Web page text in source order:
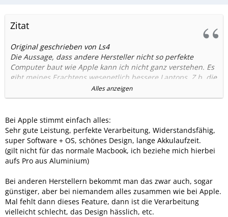
Zitat
Original geschrieben von Ls4
Die Aussage, dass andere Hersteller nicht so perfekte
Computer baut wie Apple kann ich nicht ganz verstehen. Es
gibt meines Erachtens wesenetlich bessere Laptops. Z.b. die
Sony Z Serie komplett mit Carbogehäuse 1.6kg 13" Core i7
schneller Grafik Quad SSD und was weiß ich nicht noch alles
An Apple ist allerdings schön, dass alles aus einer Hand
kommt und vor allem das Design.
Ist wohl eher ne Glaubensfrage und Frage der Nutzung als
tatsächlich eine Frage der Qualität
Viele Grüße,
TIm
Alles anzeigen
Bei Apple stimmt einfach alles:
Sehr gute Leistung, perfekte Verarbeitung, Widerstandsfähig,
super Software + OS, schönes Design, lange Akkulaufzeit.
(gilt nicht für das normale Macbook, ich beziehe mich hierbei
aufs Pro aus Aluminium)
Bei anderen Herstellern bekommt man das zwar auch, sogar
günstiger, aber bei niemandem alles zusammen wie bei Apple.
Mal fehlt dann dieses Feature, dann ist die Verarbeitung
vielleicht schlecht, das Design hässlich, etc.